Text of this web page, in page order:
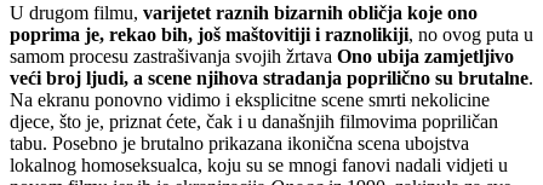
U drugom filmu, varijetet raznih bizarnih obličja koje ono
poprima je, rekao bih, još maštovitiji i raznolikiji, no ovog puta u
samom procesu zastrašivanja svojih žrtava Ono ubija zamjetljivo
veći broj ljudi, a scene njihova stradanja poprilično su brutalne.
Na ekranu ponovno vidimo i eksplicitne scene smrti nekolicine
djece, što je, priznat ćete, čak i u današnjih filmovima popriličan
tabu. Posebno je brutalno prikazana ikonična scena ubojstva
lokalnog homoseksualca, koju su se mnogi fanovi nadali vidjeti u